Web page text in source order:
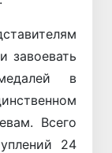
завоевать
в
Всего
24